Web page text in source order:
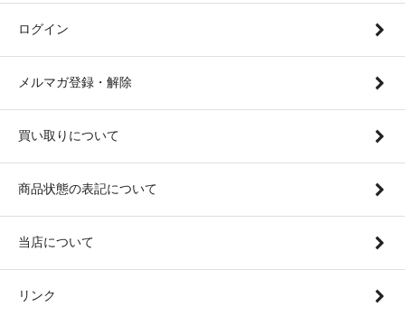
ログイン
メルマガ登録・解除
買い取りについて
商品状態の表記について
当店について
リンク